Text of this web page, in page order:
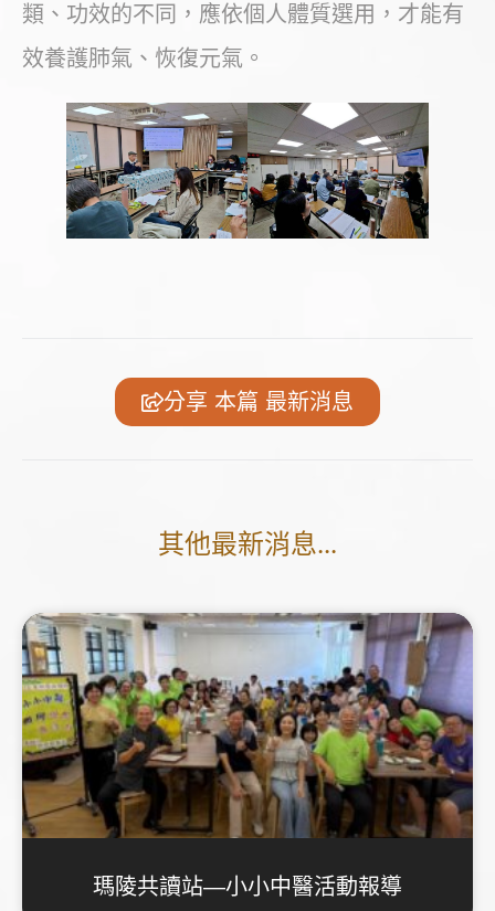
類、功效的不同，應依個人體質選用，才能有
效養護肺氣、恢復元氣。
分享 本篇 最新消息
其他最新消息...
瑪陵共讀站—小小中醫活動報導